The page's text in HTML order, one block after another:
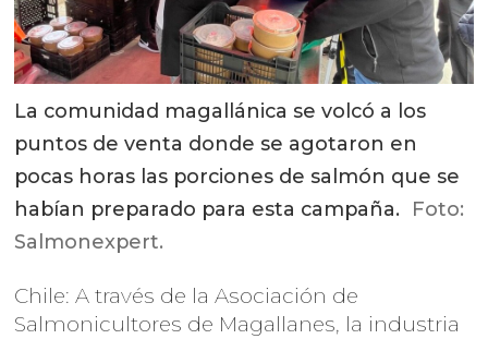
La comunidad magallánica se volcó a los
puntos de venta donde se agotaron en
pocas horas las porciones de salmón que se
habían preparado para esta campaña. Foto:
Salmonexpert.
Chile: A través de la Asociación de
Salmonicultores de Magallanes, la industria